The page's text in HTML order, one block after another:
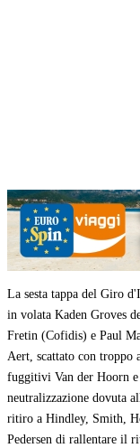
La sesta tappa del Giro
in volata Kaden Groves
Fretin (Cofidis) e Paul
Aert, scattato con
fuggitivi Van der Hoorn e
neutralizzazione dovuta
ritiro a Hindley, Smith,
Pedersen di rallentare il